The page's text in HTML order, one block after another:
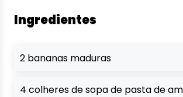
Ingredientes
2 bananas maduras
4 colheres de sopa de pasta de